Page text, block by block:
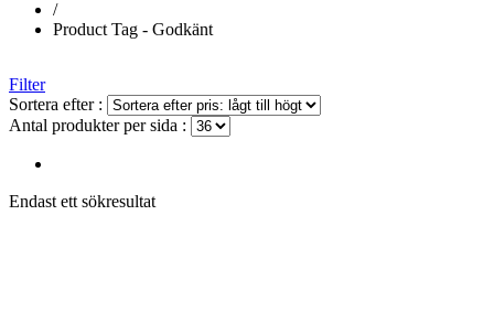
/
Product Tag - Godkänt
Filter
Sortera efter :
Antal produkter per sida :
Endast ett sökresultat